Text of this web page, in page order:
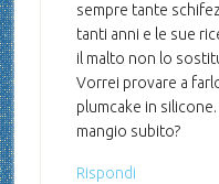
sempre tante
tanti anni e le sue
il malto non lo
Vorrei provare a
plumcake in
mangio subito?
Rispondi